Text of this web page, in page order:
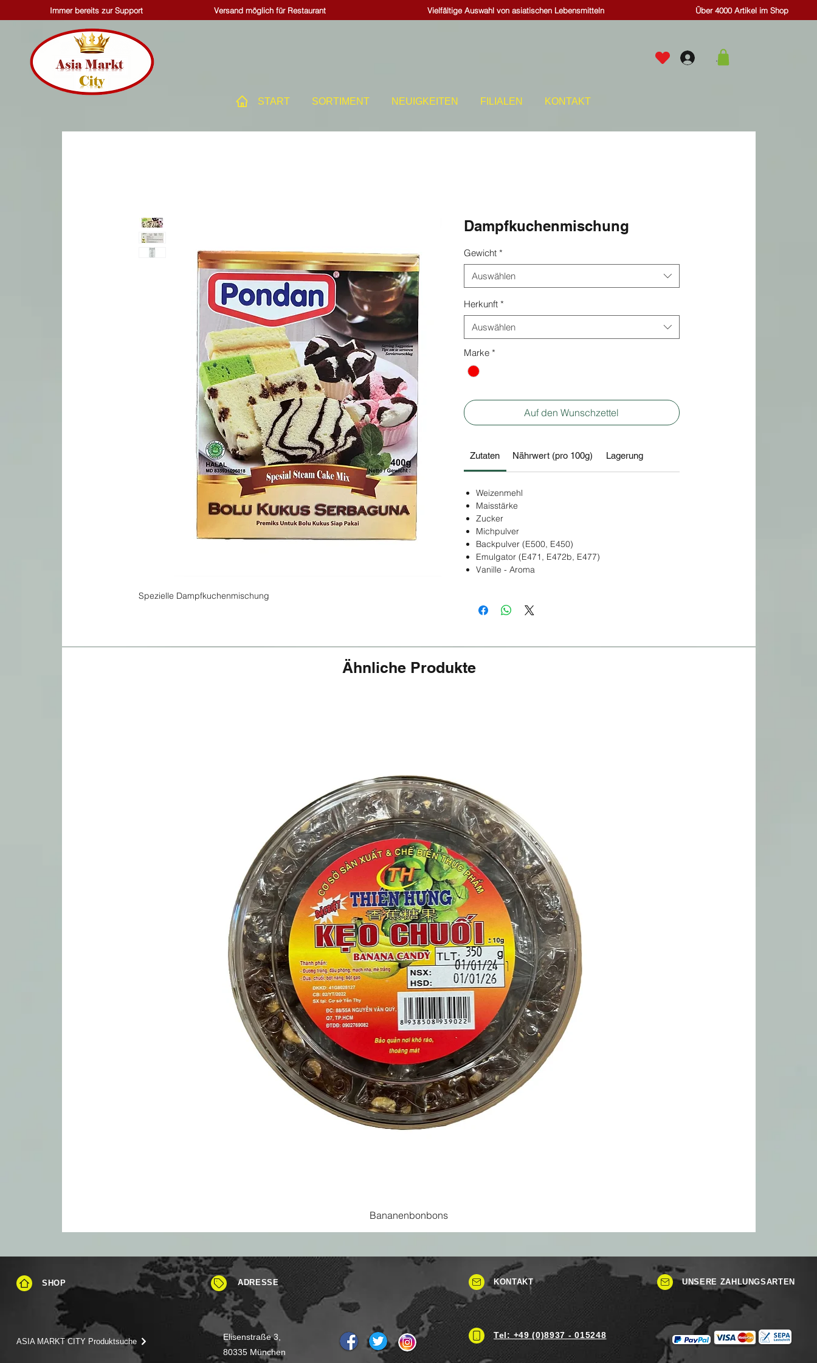
Immer bereits zur Support Versand möglich für Restaurant Vielfältige Auswahl von asiatischen Lebensmitteln Über 4000 Artikel im Shop
START SORTIMENT NEUIGKEITEN FILIALEN KONTAKT
.
Spezielle Dampfkuchenmischung
Dampfkuchenmischung
Gewicht *
Auswählen
Herkunft *
Auswählen
Marke *
Auf den Wunschzettel
Zutaten Nährwert (pro 100g) Lagerung
Weizenmehl
Maisstärke
Zucker
Michpulver
Backpulver (E500, E450)
Emulgator (E471, E472b, E477)
Vanille - Aroma
Ähnliche Produkte
Bananenbonbons
SHOP
ASIA MARKT CITY Produktsuche
ADRESSE KONTAKT UNSERE ZAHLUNGSARTEN
Elisenstraße 3,
80335 München
Tel: +49 (0)8937 - 015248